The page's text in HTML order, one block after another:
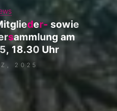
itglieder- sowie
rsammlung am
5, 18.30 Uhr
2025